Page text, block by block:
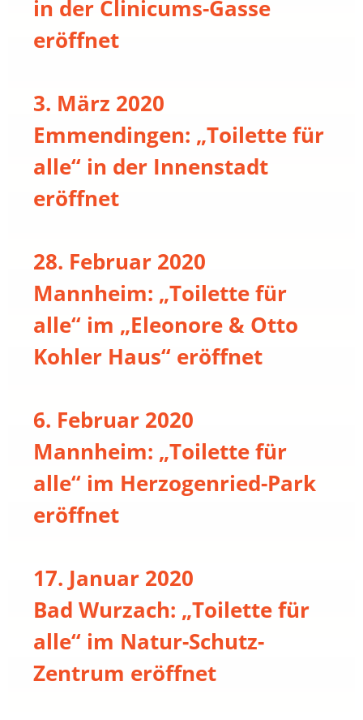
in der Clinicums-Gasse
eröffnet
3. März 2020
Emmendingen: „Toilette für
alle“ in der Innenstadt
eröffnet
28. Februar 2020
Mannheim: „Toilette für
alle“ im „Eleonore & Otto
Kohler Haus“ eröffnet
6. Februar 2020
Mannheim: „Toilette für
alle“ im Herzogenried-Park
eröffnet
17. Januar 2020
Bad Wurzach: „Toilette für
alle“ im Natur-Schutz-
Zentrum eröffnet